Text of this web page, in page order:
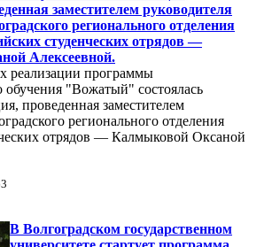
заместителем руководителя
регионального отделения
студенческих отрядов —
Алексеевной.
реализации программы
обучения "Вожатый" состоялась
проведенная заместителем
регионального отделения
отрядов — Калмыковой Оксаной
В Волгоградском государственном